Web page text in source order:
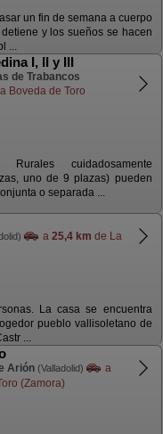
un fin de semana a cuerpo
y los sueños se hacen
...
I, II y III
de Trabancos
Boveda de Toro
cuidadosamente
uno de 9 plazas) pueden
o separada ...
a 25,4 km de La
La casa se encuentra
pueblo vallisoletano de
...
Arión (Valladolid)
a
(Zamora)